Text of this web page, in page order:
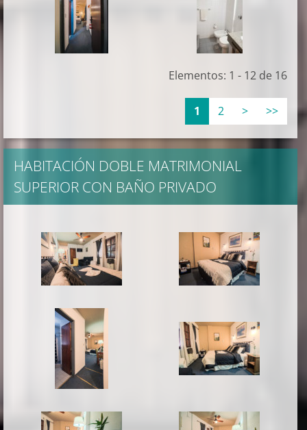
Elementos: 1 - 12 de 16
1 2 > >>
HABITACIÓN DOBLE MATRIMONIAL
SUPERIOR CON BAÑO PRIVADO